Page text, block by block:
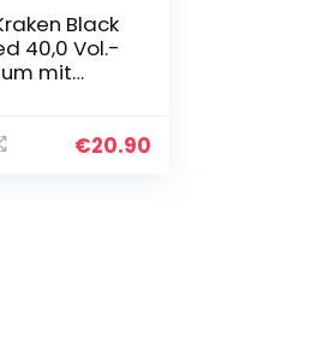
Black
40,0 Vol.-
mit
(1 x
€20.90